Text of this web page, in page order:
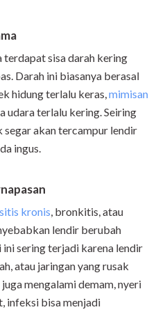
sisa darah kering
Darah ini biasanya berasal
hidung terlalu keras, mimisan
udara terlalu kering. Seiring
segar akan tercampur lendir
ingus.
kronis , bronkitis, atau
lendir berubah
sering terjadi karena lendir
atau jaringan yang rusak
mengalami demam, nyeri
infeksi bisa menjadi